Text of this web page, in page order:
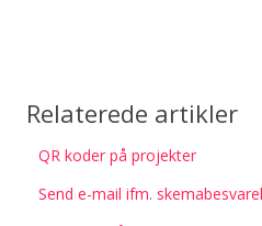
Relaterede artikler
QR koder på projekter
Send e-mail ifm.